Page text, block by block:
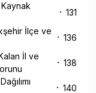
Kaynak
131
İlçe ve
136
İl ve
138
140